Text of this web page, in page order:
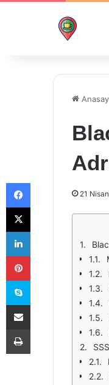
21
Facebook
X
LinkedIn
Pinterest
Skype
E-Posta ile paylaş